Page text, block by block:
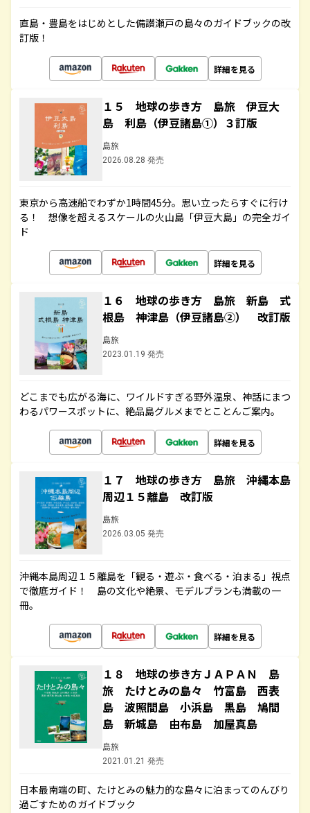
直島・豊島をはじめとした備讃瀬戸の島々のガイドブックの改
訂版！
詳細を見る
１５ 地球の歩き方 島旅 伊豆大
島 利島（伊豆諸島①）３訂版
島旅
2026.08.28 発売
東京から高速船でわずか1時間45分。思い立ったらすぐに行け
る！ 想像を超えるスケールの火山島「伊豆大島」の完全ガイ
ド
詳細を見る
１６ 地球の歩き方 島旅 新島 式
根島 神津島（伊豆諸島②） 改訂版
島旅
2023.01.19 発売
どこまでも広がる海に、ワイルドすぎる野外温泉、神話にまつ
わるパワースポットに、絶品島グルメまでとことんご案内。
詳細を見る
１７ 地球の歩き方 島旅 沖縄本島
周辺１５離島 改訂版
島旅
2026.03.05 発売
沖縄本島周辺１５離島を「観る・遊ぶ・食べる・泊まる」視点
で徹底ガイド！ 島の文化や絶景、モデルプランも満載の一
冊。
詳細を見る
１８ 地球の歩き方ＪＡＰＡＮ 島
旅 たけとみの島々 竹富島 西表
島 波照間島 小浜島 黒島 鳩間
島 新城島 由布島 加屋真島
島旅
2021.01.21 発売
日本最南端の町、たけとみの魅力的な島々に泊まってのんびり
過ごすためのガイドブック